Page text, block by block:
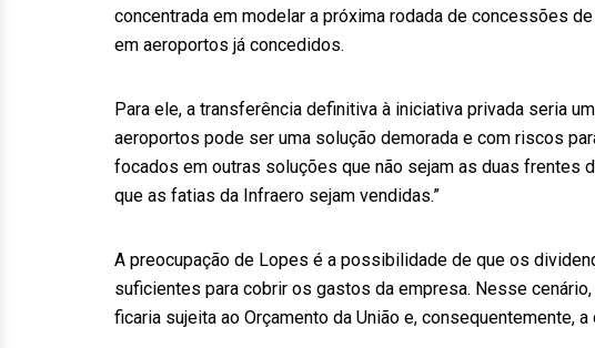
concentrada em modelar a próxima rodada de concessões
em aeroportos já concedidos.
Para ele, a transferência definitiva à iniciativa privada seria
aeroportos pode ser uma solução demorada e com riscos
focados em outras soluções que não sejam as duas frentes
que as fatias da Infraero sejam vendidas.”
A preocupação de Lopes é a possibilidade de que os
suficientes para cobrir os gastos da empresa. Nesse
ficaria sujeita ao Orçamento da União e, consequentemente,